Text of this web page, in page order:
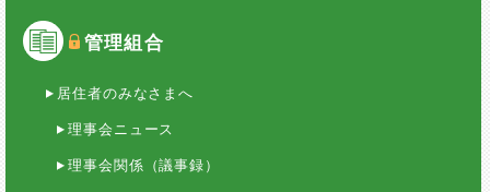
管理組合
居住者のみなさまへ
理事会ニュース
理事会関係（議事録）